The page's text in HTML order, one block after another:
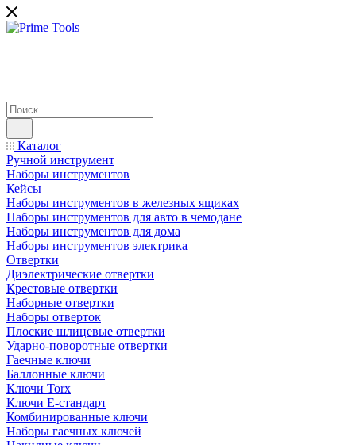
Каталог
Ручной инструмент
Наборы инструментов
Кейсы
Наборы инструментов в железных ящиках
Наборы инструментов для авто в чемодане
Наборы инструментов для дома
Наборы инструментов электрика
Отвертки
Диэлектрические отвертки
Крестовые отвертки
Наборные отвертки
Наборы отверток
Плоские шлицевые отвертки
Ударно-поворотные отвертки
Гаечные ключи
Баллонные ключи
Ключи Torx
Ключи Е-стандарт
Комбинированные ключи
Наборы гаечных ключей